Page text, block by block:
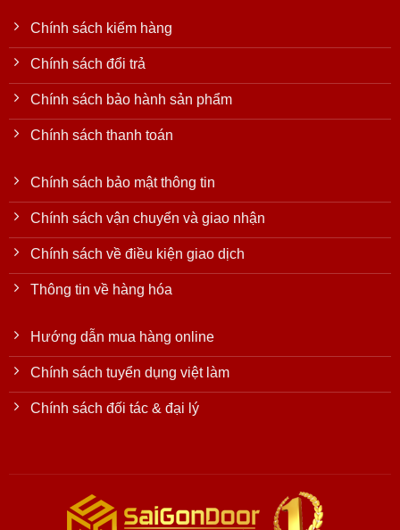
Chính sách kiểm hàng
Chính sách đổi trả
Chính sách bảo hành sản phẩm
Chính sách thanh toán
Chính sách bảo mật thông tin
Chính sách vận chuyển và giao nhận
Chính sách về điều kiện giao dịch
Thông tin về hàng hóa
Hướng dẫn mua hàng online
Chính sách tuyển dụng việt làm
Chính sách đối tác & đại lý